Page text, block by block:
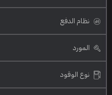
نظام الدفع
المورد
نوع الوقود